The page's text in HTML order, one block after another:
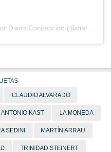
CLAUDIO ALVARADO
ANTONIO KAST LA MONEDA
SEDINI MARTÍN ARRAU
TRINIDAD STEINERT